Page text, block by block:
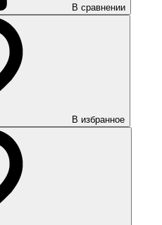
В сравнении
В избранное